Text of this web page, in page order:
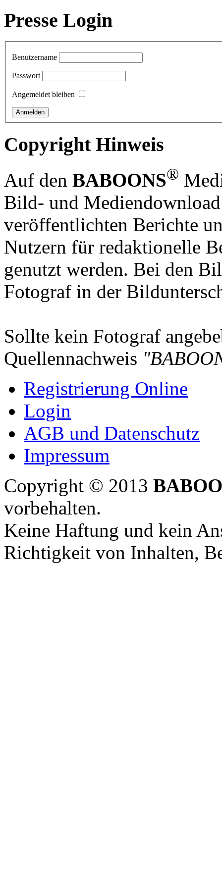
Presse Login
Benutzername
Passwort
Angemeldet bleiben
Copyright Hinweis
Auf den BABOONS®
Bild- und
veröffentlichten Berichte
Nutzern für redaktionelle
genutzt werden. Bei den
Fotograf in der
Sollte kein Fotograf
Quellennachweis
Registrierung Online
Login
AGB und Datenschutz
Impressum
Copyright © 2013
vorbehalten.
Keine Haftung und kein
Richtigkeit von Inhalten,